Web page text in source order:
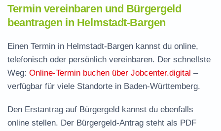
Termin vereinbaren und Bürgergeld
beantragen in Helmstadt-Bargen
Einen Termin in Helmstadt-Bargen kannst du online,
telefonisch oder persönlich vereinbaren. Der schnellste
Weg: Online-Termin buchen über Jobcenter.digital –
verfügbar für viele Standorte in Baden-Württemberg.
Den Erstantrag auf Bürgergeld kannst du ebenfalls
online stellen. Der Bürgergeld-Antrag steht als PDF